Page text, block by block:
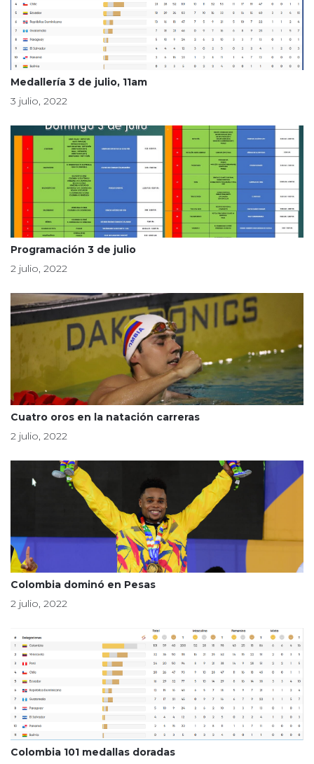
Medallería 3 de julio, 11am
3 julio, 2022
Programación 3 de julio
2 julio, 2022
Cuatro oros en la natación carreras
2 julio, 2022
Colombia dominó en Pesas
2 julio, 2022
Colombia 101 medallas doradas